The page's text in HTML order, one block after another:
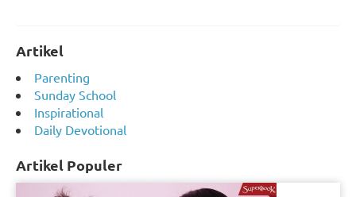
Artikel
Parenting
Sunday School
Inspirational
Daily Devotional
Artikel Populer